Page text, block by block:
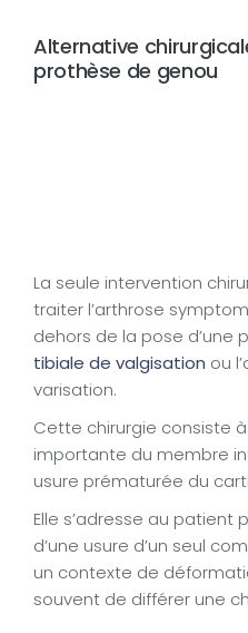
Alternative
prothèse de genou
La seule intervention
traiter l’arthrose
dehors de la pose d’une
tibiale de valgisation ou
varisation.
Cette chirurgie consiste
importante du membre
usure prématurée du
Elle s’adresse au patient
d’une usure d’un seul
un contexte de
souvent de différer une